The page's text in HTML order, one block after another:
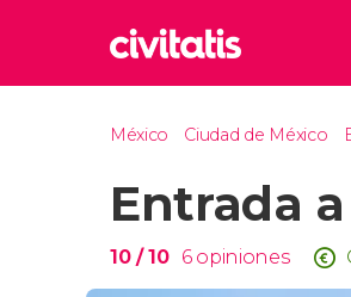
México Ciudad de México
Entrada
10/ 10 6 opiniones